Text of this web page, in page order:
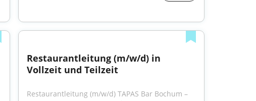
Restaurantleitung (m/w/d) in
Vollzeit und Teilzeit
Restaurantleitung (m/w/d) TAPAS Bar Bochum –